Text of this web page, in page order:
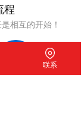
程
相互的开始！
联系